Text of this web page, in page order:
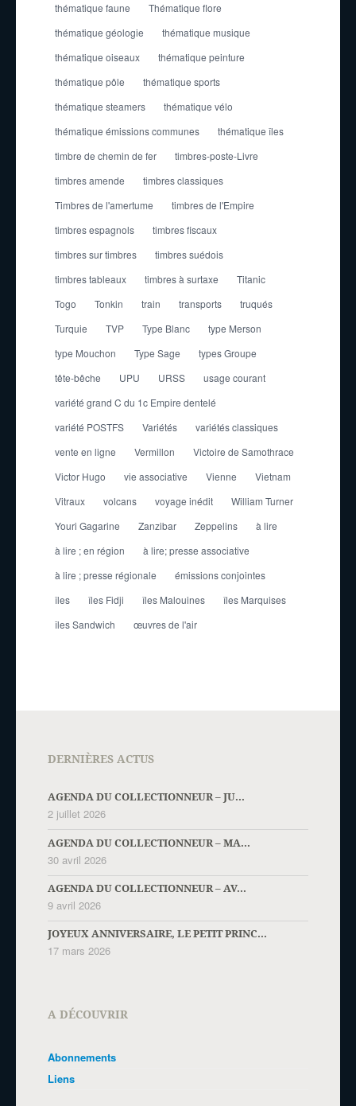
thématique faune
Thématique flore
thématique géologie
thématique musique
thématique oiseaux
thématique peinture
thématique pôle
thématique sports
thématique steamers
thématique vélo
thématique émissions communes
thématique îles
timbre de chemin de fer
timbres-poste-Livre
timbres amende
timbres classiques
Timbres de l'amertume
timbres de l'Empire
timbres espagnols
timbres fiscaux
timbres sur timbres
timbres suédois
timbres tableaux
timbres à surtaxe
Titanic
Togo
Tonkin train transports
truqués
Turquie
TVP Type Blanc
type Merson
type Mouchon
Type Sage
types Groupe
tête-bêche
UPU URSS
usage courant
variété grand C du 1c Empire dentelé
variété POSTFS
Variétés
variétés classiques
vente en ligne
Vermillon
Victoire de Samothrace
Victor Hugo
vie associative Vienne
Vietnam
Vitraux
volcans voyage inédit
William Turner
Youri Gagarine
Zanzibar Zeppelins
à lire
à lire ; en région
à lire; presse associative
à lire ; presse régionale
émissions conjointes
îles
îles Fidji îles Malouines
îles Marquises
îles Sandwich
œuvres de l'air
DERNIÈRES ACTUS
AGENDA DU COLLECTIONNEUR – JU...
2 juillet 2026
AGENDA DU COLLECTIONNEUR – MA...
30 avril 2026
AGENDA DU COLLECTIONNEUR – AV...
9 avril 2026
JOYEUX ANNIVERSAIRE, LE PETIT PRINC...
17 mars 2026
A DÉCOUVRIR
Abonnements
Liens